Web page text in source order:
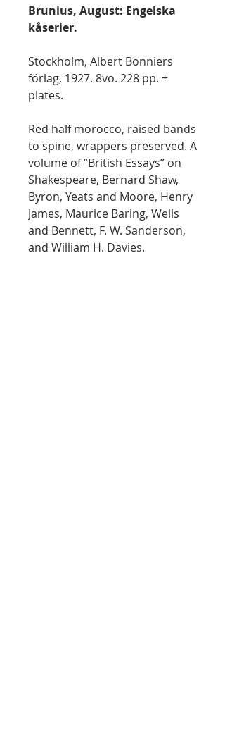
Brunius, August: Engelska
kåserier.
Stockholm, Albert Bonniers
förlag, 1927. 8vo. 228 pp. +
plates.
Red half morocco, raised bands
to spine, wrappers preserved. A
volume of ”British Essays” on
Shakespeare, Bernard Shaw,
Byron, Yeats and Moore, Henry
James, Maurice Baring, Wells
and Bennett, F. W. Sanderson,
and William H. Davies.